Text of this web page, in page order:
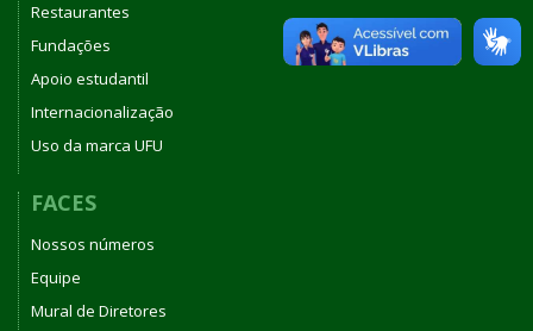
Restaurantes
Fundações
Apoio estudantil
Internacionalização
Uso da marca UFU
FACES
Nossos números
Equipe
Mural de Diretores